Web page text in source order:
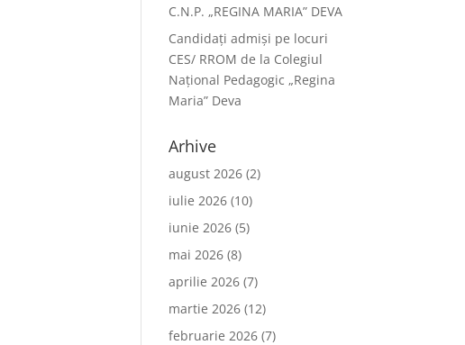
C.N.P. „REGINA MARIA” DEVA
Candidați admiși pe locuri
CES/ RROM de la Colegiul
Național Pedagogic „Regina
Maria” Deva
Arhive
august 2026 (2)
iulie 2026 (10)
iunie 2026 (5)
mai 2026 (8)
aprilie 2026 (7)
martie 2026 (12)
februarie 2026 (7)